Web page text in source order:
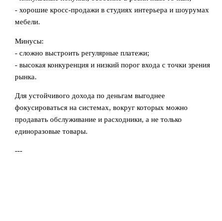
- хорошие кросс-продажи в студиях интерьера и шоурумах
мебели.
Минусы:
- сложно выстроить регулярные платежи;
- высокая конкуренция и низкий порог входа с точки зрения
рынка.
Для устойчивого дохода по деньгам выгоднее
фокусироваться на системах, вокруг которых можно
продавать обслуживание и расходники, а не только
единоразовые товары.
---